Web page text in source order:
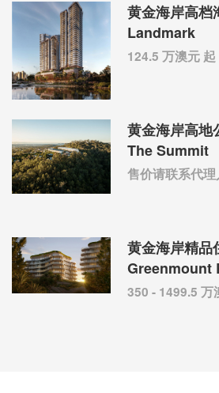
黄金海岸高档
Landmark
124.5 万澳元 起
黄金海岸高地
The Summit
售价请联系代理
黄金海岸精品
Greenmount
350 - 1499.5 万